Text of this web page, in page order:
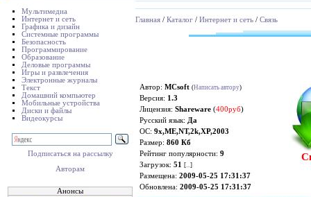
Мультимедиа
Интернет и сеть
Графика и дизайн
Системные программы
Безопасность
Программирование
Образование
Деловые программы
Игры и развлечения
Электронные журналы
Текст
Домашний компьютер
Мобильные устройства
Диски и файлы
Видеокурсы
Подписаться на рассылку
Авторам
Анонсы
Главная / Каталог / Интернет и сеть / Связь
Автор: MCsoft (Написать автору)
Версия: 1.3
Лицензия: Shareware (400руб)
Русский язык: Да
ОС: 9x,ME,NT,2k,XP,2003
Размер: 860 Кб
Рейтинг популярности: 9
Загрузок: 51 [...]
Размещена: 2009-05-25 17:31:37
Обновлена: 2009-05-25 17:31:37